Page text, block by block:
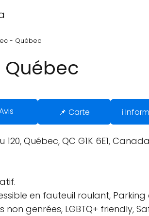
- Québec
Québec
📌 Carte ℹ️
Québec, QC G1K 6E1,
en fauteuil roulant,
genrées, LGBTQ+ friendly,